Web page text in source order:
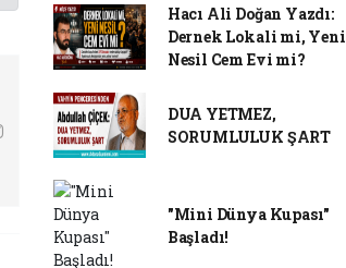
Hacı Ali Doğan Yazdı:
Dernek Lokali mi, Yeni
Nesil Cem Evi mi?
DUA YETMEZ,
SORUMLULUK ŞART
"Mini Dünya Kupası"
Başladı!